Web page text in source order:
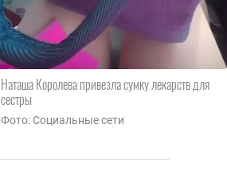
Наташа Королева привезла сумку лекарств для
сестры
Фото: Социальные сети